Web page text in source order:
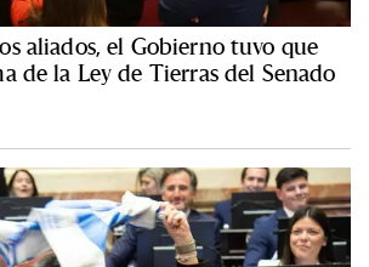
aliados, el Gobierno tuvo que
de la Ley de Tierras del Senado